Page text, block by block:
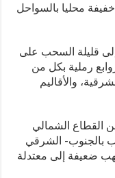
محليا بالسواحل
قليلة السحب على
رملية بكل من
والأقاليم
القطاع الشمالي
بالجنوب- الشرقي
ضعيفة إلى معتدلة